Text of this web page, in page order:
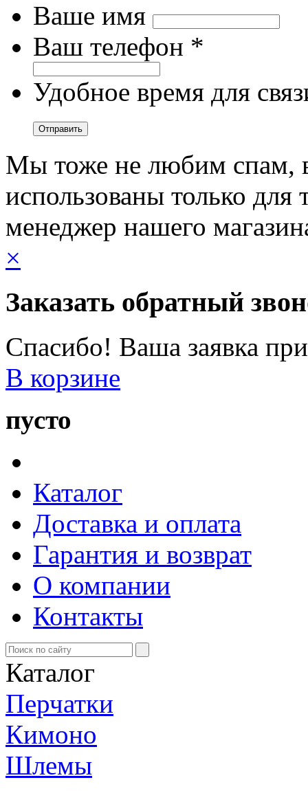
Ваше имя
Ваш телефон *
Удобное время для
Мы тоже не любим спам,
использованы только для
менеджер нашего
×
Заказать обратный
Спасибо! Ваша заявка
В корзине
пусто
Каталог
Доставка и оплата
Гарантия и возврат
О компании
Контакты
Каталог
Перчатки
Кимоно
Шлемы